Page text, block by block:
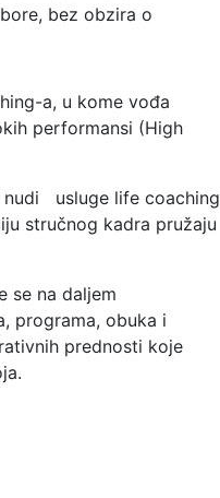
bez obzira o
a, u kome vođa
performansi (High
nudi usluge life coaching
stručnog kadra pružaju
se na daljem
programa, obuka i
prednosti koje